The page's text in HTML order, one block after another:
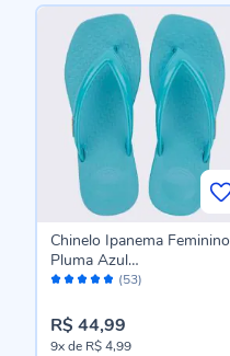
Avaliação: (53)
Chinelo Ipanema Feminino
Pluma Azul
Claro/Azul/Laranja
R$ 44,99
9xde R$ 4,99